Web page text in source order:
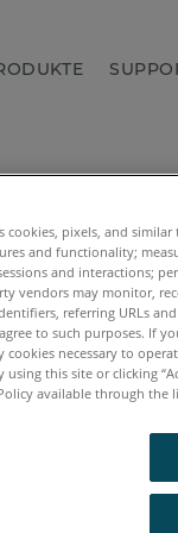
dass
erhalten
Sie sich
die
cookies, pixels, and
and functionality;
and interactions;
vendors may monitor,
referring URLs
to such purposes. If
cookies necessary to
using this site or clicking
available through the